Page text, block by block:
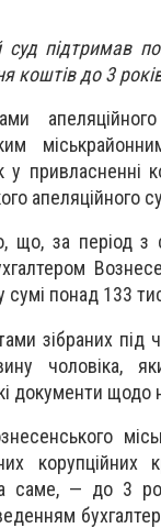
суд підтримав
коштів до 3
у привласненні
апеляційного
що, за період
сумі понад 133
зібраних
чоловіка,
документи щодо
саме, — до 3